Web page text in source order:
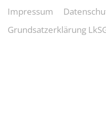
Impressum
Grundsatzerklärung